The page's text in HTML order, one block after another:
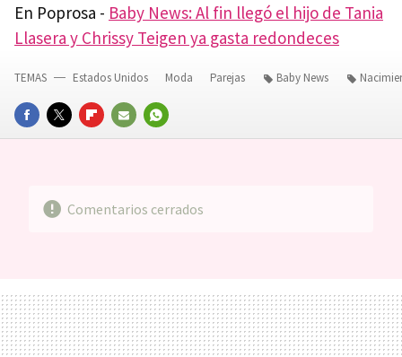
En Poprosa - Baby News: Al fin llegó el hijo de Tania
Llasera y Chrissy Teigen ya gasta redondeces
FACEBOOKTWITTERFLIPBOARD
E-
WHATSAPP
TEMAS Estados Unidos Moda Parejas Baby News
Comentarios cerrados